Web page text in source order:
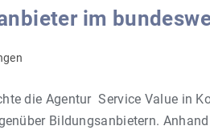
im
die Agentur Service Value in
Bildungsanbietern.